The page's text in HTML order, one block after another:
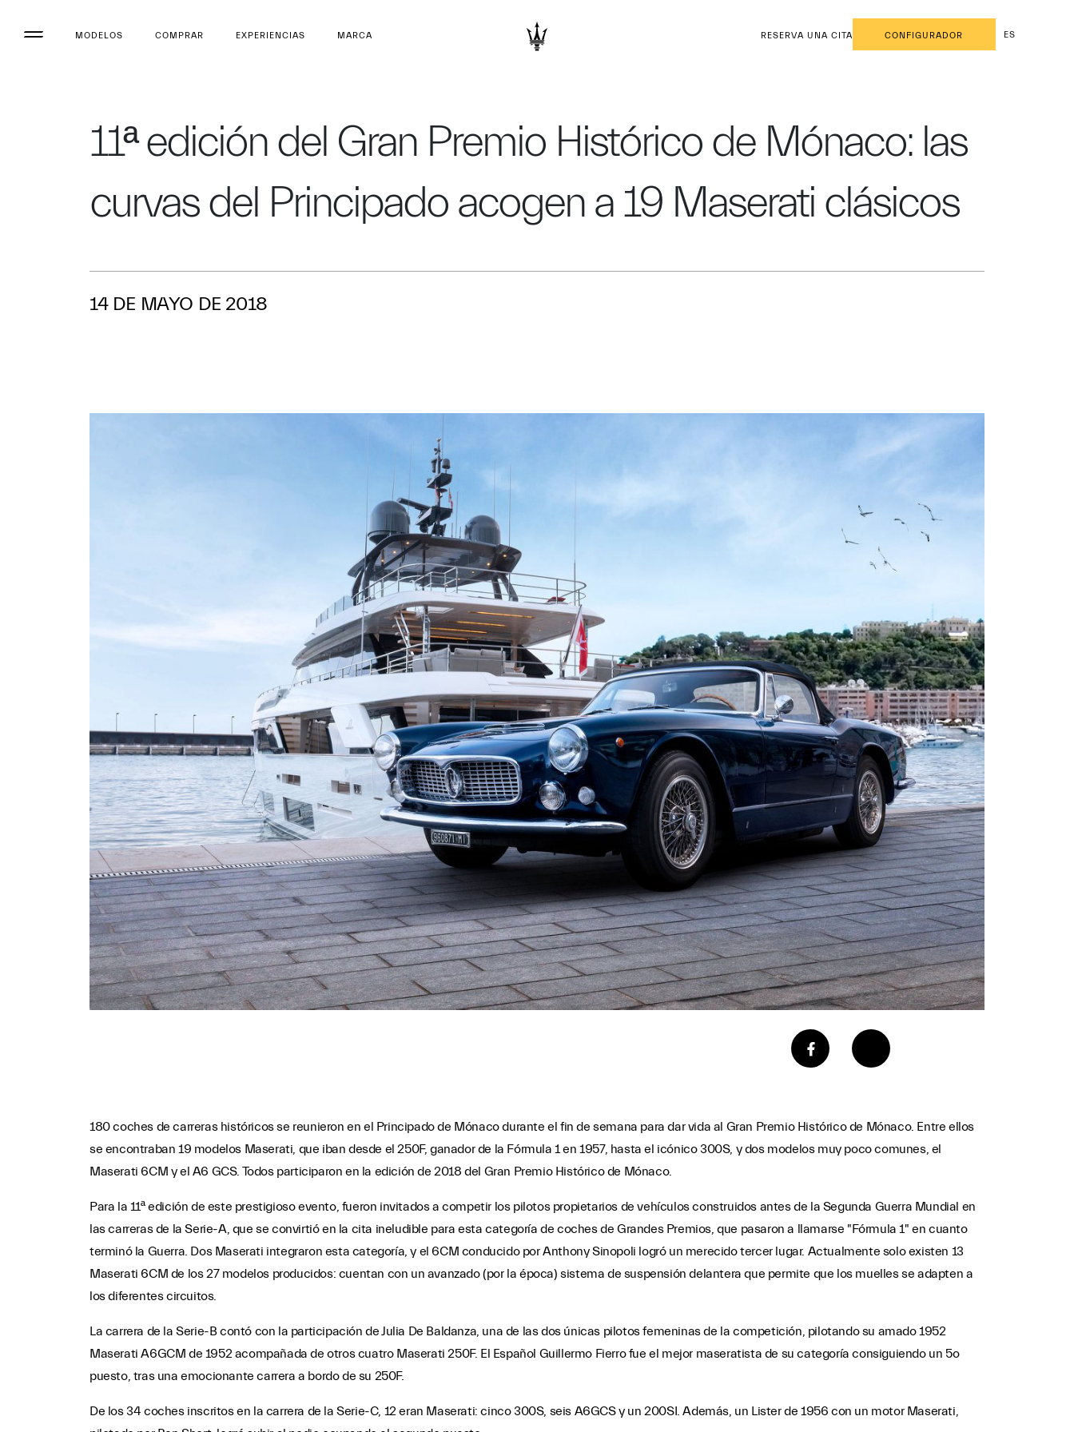
MODELOS COMPRAR EXPERIENCIAS MARCA RESERVA UNA CITA CONFIGURADOR ES
11ª edición del Gran Premio Histórico de Mónaco: las
curvas del Principado acogen a 19 Maserati clásicos
14 DE MAYO DE 2018
180 coches de carreras históricos se reunieron en el Principado de Mónaco durante el fin de semana para dar vida al Gran Premio Histórico de Mónaco. Entre ellos
se encontraban 19 modelos Maserati, que iban desde el 250F, ganador de la Fórmula 1 en 1957, hasta el icónico 300S, y dos modelos muy poco comunes, el
Maserati 6CM y el A6 GCS. Todos participaron en la edición de 2018 del Gran Premio Histórico de Mónaco.
Para la 11ª edición de este prestigioso evento, fueron invitados a competir los pilotos propietarios de vehículos construidos antes de la Segunda Guerra Mundial en
las carreras de la Serie-A, que se convirtió en la cita ineludible para esta categoría de coches de Grandes Premios, que pasaron a llamarse "Fórmula 1" en cuanto
terminó la Guerra. Dos Maserati integraron esta categoría, y el 6CM conducido por Anthony Sinopoli logró un merecido tercer lugar. Actualmente solo existen 13
Maserati 6CM de los 27 modelos producidos: cuentan con un avanzado (por la época) sistema de suspensión delantera que permite que los muelles se adapten a
los diferentes circuitos.
La carrera de la Serie-B contó con la participación de Julia De Baldanza, una de las dos únicas pilotos femeninas de la competición, pilotando su amado 1952
Maserati A6GCM de 1952 acompañada de otros cuatro Maserati 250F. El Español Guillermo Fierro fue el mejor maseratista de su categoría consiguiendo un 5o
puesto, tras una emocionante carrera a bordo de su 250F.
De los 34 coches inscritos en la carrera de la Serie-C, 12 eran Maserati: cinco 300S, seis A6GCS y un 200SI. Además, un Lister de 1956 con un motor Maserati,